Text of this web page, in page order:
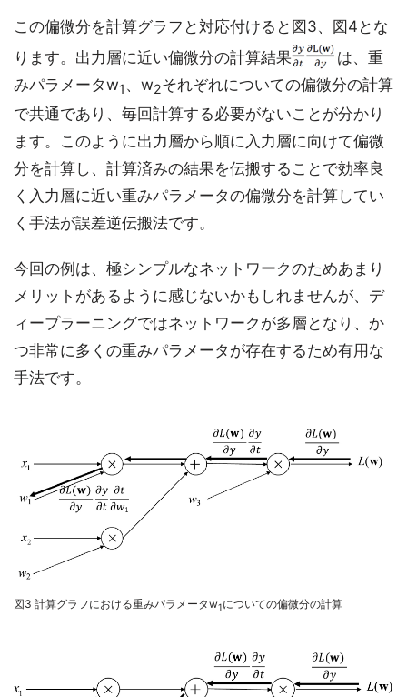
この偏微分を計算グラフと対応付けると図3、図4とな
ります。出力層に近い偏微分の計算結果
は、重
みパラメータw1 、w2それぞれについての偏微分の計算
で共通であり、毎回計算する必要がないことが分かり
ます。このように出力層から順に入力層に向けて偏微
分を計算し、計算済みの結果を伝搬することで効率良
く入力層に近い重みパラメータの偏微分を計算してい
く手法が誤差逆伝搬法です。
今回の例は、極シンプルなネットワークのためあまり
メリットがあるように感じないかもしれませんが、デ
ィープラーニングではネットワークが多層となり、か
つ非常に多くの重みパラメータが存在するため有用な
手法です。
図3 計算グラフにおける重みパラメータw1についての偏微分の計算